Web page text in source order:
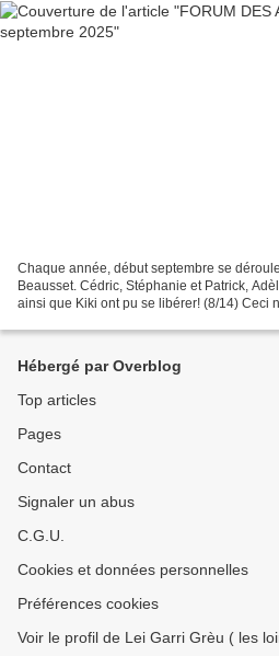
Chaque année, début septembre se
Beausset. Cédric, Stéphanie et Patrick,
ainsi que Kiki ont pu se libérer! (8/14) Ceci
Hébergé par Overblog
Top articles
Pages
Contact
Signaler un abus
C.G.U.
Cookies et données personnelles
Préférences cookies
Voir le profil de Lei Garri Grèu ( les